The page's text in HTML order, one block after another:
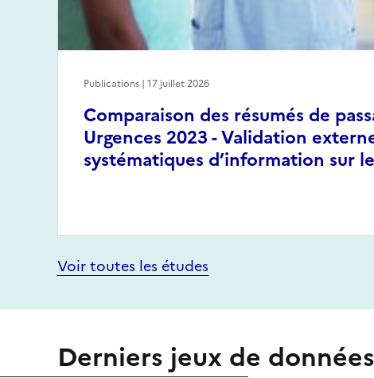
Comparaison des résumés de
Urgences 2023 - Validation
systématiques d’information sur
Publications | 17 juillet 2026
Voir toutes les études
Derniers jeux de données